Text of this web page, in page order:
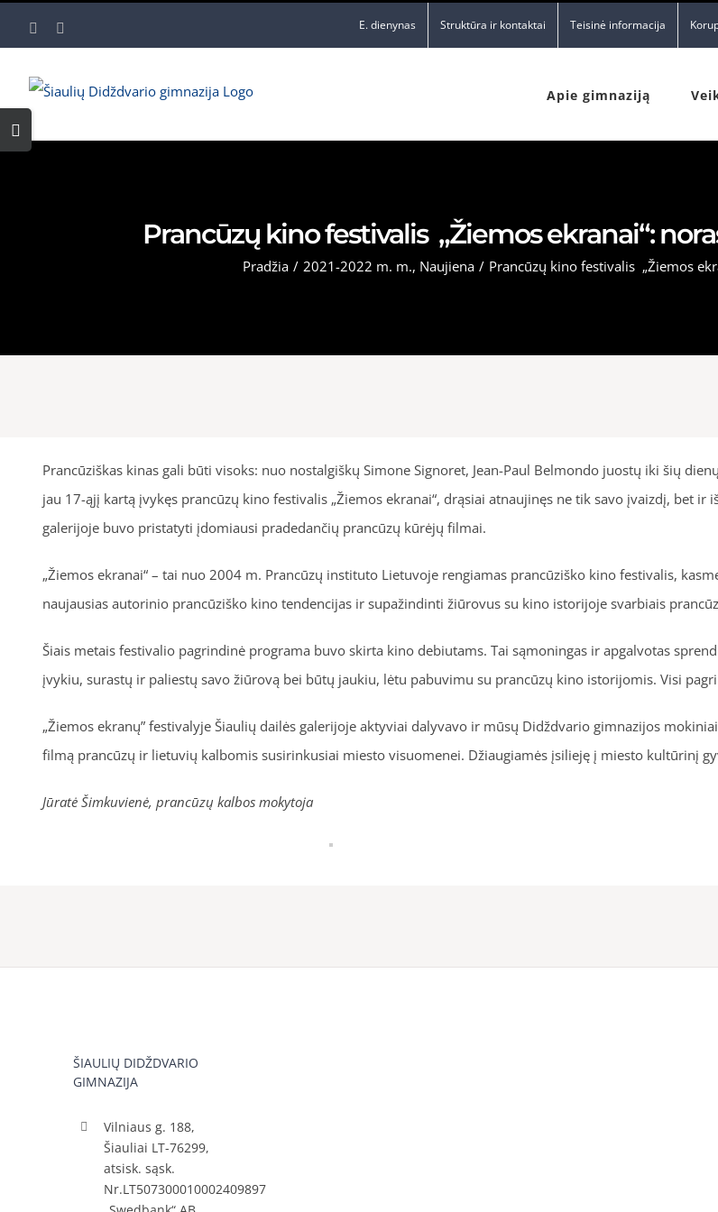
Facebook E. dienynas Struktūra ir kontaktai Teisinė informacija
Apie gimnaziją
Prancūzų kino festivalis „Žiemos ekranai“:
Pradžia / 2021-2022 m. m., Naujiena / Prancūzų kino festivalis „Žiemos
Prancūziškas kinas gali būti visoks: nuo nostalgiškų Simone Signoret, Jean-Paul Belmondo juostų iki šių
jau 17-ąjį kartą įvykęs prancūzų kino festivalis „Žiemos ekranai“, drąsiai atnaujinęs ne tik savo įvaizdį, bet
galerijoje buvo pristatyti įdomiausi pradedančių prancūzų kūrėjų filmai.
„Žiemos ekranai“ – tai nuo 2004 m. Prancūzų instituto Lietuvoje rengiamas prancūziško kino festivalis,
naujausias autorinio prancūziško kino tendencijas ir supažindinti žiūrovus su kino istorijoje svarbiais
Šiais metais festivalio pagrindinė programa buvo skirta kino debiutams. Tai sąmoningas ir apgalvotas
įvykiu, surastų ir paliestų savo žiūrovą bei būtų jaukiu, lėtu pabuvimu su prancūzų kino istorijomis. Visi
„Žiemos ekranų” festivalyje Šiaulių dailės galerijoje aktyviai dalyvavo ir mūsų Didždvario gimnazijos
filmą prancūzų ir lietuvių kalbomis susirinkusiai miesto visuomenei. Džiaugiamės įsilieję į miesto kultūrinį
Jūratė Šimkuvienė, prancūzų kalbos mokytoja
ŠIAULIŲ DIDŽDVARIO
GIMNAZIJA
Vilniaus g. 188,
Šiauliai LT-76299,
atsisk. sąsk.
Nr.LT507300010002409897
Toggle
Sliding